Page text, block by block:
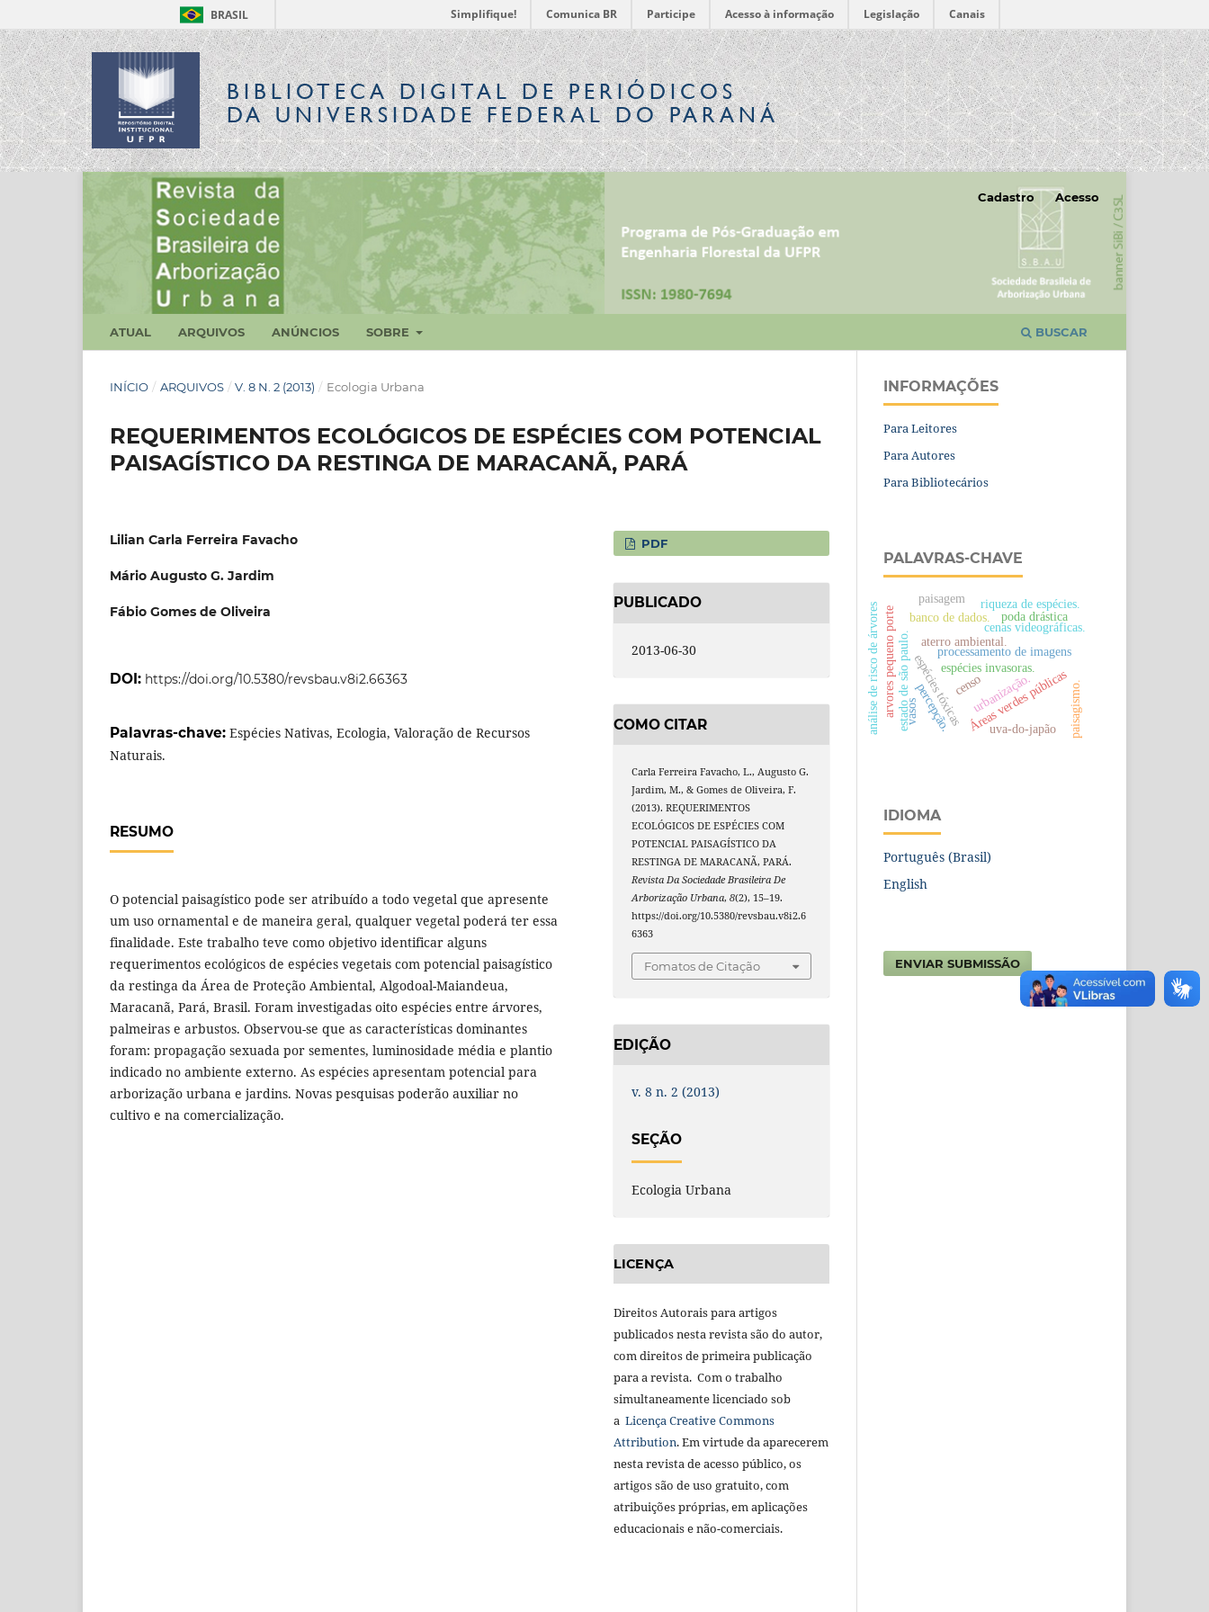
BRASIL Simplifique! Comunica BR Participe Acesso à informação Legislação Canais
BIBLIOTECA DIGITALDE PERIÓDICOS
DA UNIVERSIDADE FEDERAL DO PARANÁ
ATUAL ARQUIVOS ANÚNCIOS SOBRE BUSCAR
Cadastro Acesso
INÍCIO / ARQUIVOS / V. 8 N. 2 (2013) / Ecologia Urbana
REQUERIMENTOS ECOLÓGICOS DE ESPÉCIES COM POTENCIAL
PAISAGÍSTICO DA RESTINGA DE MARACANÃ, PARÁ
Lilian Carla Ferreira Favacho
Mário Augusto G. Jardim
Fábio Gomes de Oliveira
DOI: https://doi.org/10.5380/revsbau.v8i2.66363
Palavras-chave: Espécies Nativas, Ecologia, Valoração de Recursos
Naturais.
RESUMO
O potencial paisagístico pode ser atribuído a todo vegetal que apresente
um uso ornamental e de maneira geral, qualquer vegetal poderá ter essa
finalidade. Este trabalho teve como objetivo identificar alguns
requerimentos ecológicos de espécies vegetais com potencial paisagístico
da restinga da Área de Proteção Ambiental, Algodoal-Maiandeua,
Maracanã, Pará, Brasil. Foram investigadas oito espécies entre árvores,
palmeiras e arbustos. Observou-se que as características dominantes
foram: propagação sexuada por sementes, luminosidade média e plantio
indicado no ambiente externo. As espécies apresentam potencial para
arborização urbana e jardins. Novas pesquisas poderão auxiliar no
cultivo e na comercialização.
PDF
PUBLICADO
2013-06-30
COMO CITAR
Carla Ferreira Favacho, L., Augusto G.
Jardim, M., & Gomes de Oliveira, F.
(2013). REQUERIMENTOS
ECOLÓGICOS DE ESPÉCIES COM
POTENCIAL PAISAGÍSTICO DA
RESTINGA DE MARACANÃ, PARÁ.
Revista Da Sociedade Brasileira De
Arborização Urbana,8(2), 15–19.
https://doi.org/10.5380/revsbau.v8i2.6
6363
Fomatos de Citação
EDIÇÃO
v. 8 n. 2 (2013)
SEÇÃO
Ecologia Urbana
LICENÇA
Direitos Autorais para artigos
publicados nesta revista são do autor,
com direitos de primeira publicação
para a revista. Com o trabalho
simultaneamente licenciado sob
a Licença Creative Commons
Attribution. Em virtude da aparecerem
nesta revista de acesso público, os
artigos são de uso gratuito, com
atribuições próprias, em aplicações
educacionais e não-comerciais.
INFORMAÇÕES
Para Leitores
Para Autores
Para Bibliotecários
PALAVRAS-CHAVE
Áreas verdes públicas
processamento de imagens
espécies tóxicasespécies invasoras.
estado de são paulo.
arvores pequeno porte
análise de risco de árvores paisagismo.
aterro ambiental.
cenas videográficas.
censourbanização.
poda drástica
banco de dados.
riqueza de espécies.
percepção.
vasos
uva-do-japão
paisagem
IDIOMA
Português (Brasil)
English
ENVIAR SUBMISSÃO